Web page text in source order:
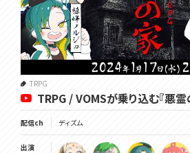
TRPG
TRPG / VOMSが乗り込む『悪霊
配信ch ディズム
出演